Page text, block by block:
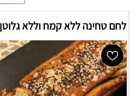
לחם טחינה ללא קמח וללא גלוטן